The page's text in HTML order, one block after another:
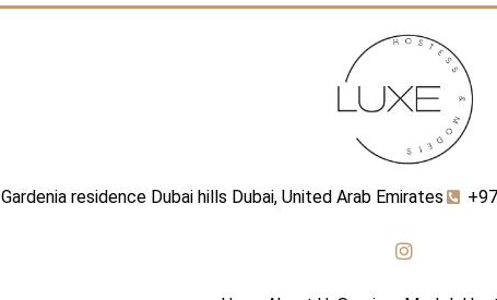
Gardenia residence Dubai hills Dubai, United Arab Emirates